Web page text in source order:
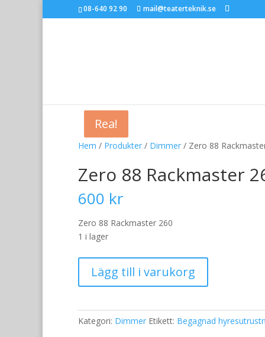
08-640 92 90 mail@teaterteknik.se
Hem / Produkter / Dimmer / Zero 88
Zero 88 Rackmaster
600 kr
Zero 88 Rackmaster 260
1 i lager
Rackmaster
mängd
Lägg till i varukorg
Kategori: Dimmer Etikett: Begagnad
Rea!
Rea!